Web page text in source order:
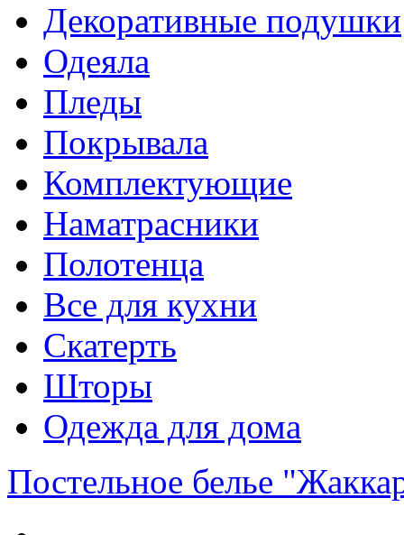
Декоративные подушки
Одеяла
Пледы
Покрывала
Комплектующие
Наматрасники
Полотенца
Все для кухни
Скатерть
Шторы
Одежда для дома
Постельное белье